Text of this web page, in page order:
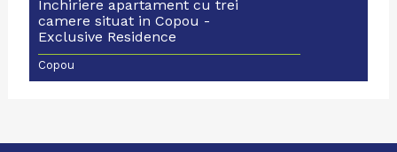
Inchiriere apartament cu trei
camere situat in Copou -
Exclusive Residence
Copou